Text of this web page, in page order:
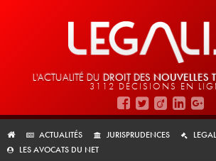
L'ACTUALITÉ DU DROIT DES NOUVELLES
3112 DÉCISIONS EN
ACTUALITÉS JURISPRUDENCES
LES AVOCATS DU NET